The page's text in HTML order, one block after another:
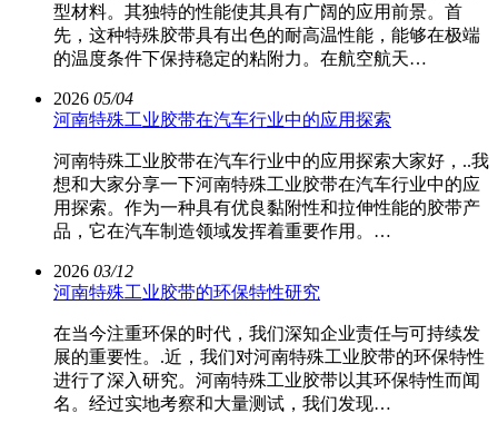
型材料。其独特的性能使其具有广阔的应用前景。首
先，这种特殊胶带具有出色的耐高温性能，能够在极端
的温度条件下保持稳定的粘附力。在航空航天…
2026 05/04
河南特殊工业胶带在汽车行业中的应用探索
河南特殊工业胶带在汽车行业中的应用探索大家好，..我
想和大家分享一下河南特殊工业胶带在汽车行业中的应
用探索。作为一种具有优良黏附性和拉伸性能的胶带产
品，它在汽车制造领域发挥着重要作用。…
2026 03/12
河南特殊工业胶带的环保特性研究
在当今注重环保的时代，我们深知企业责任与可持续发
展的重要性。.近，我们对河南特殊工业胶带的环保特性
进行了深入研究。河南特殊工业胶带以其环保特性而闻
名。经过实地考察和大量测试，我们发现…